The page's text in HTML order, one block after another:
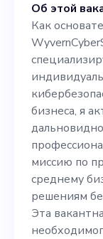
к
Об этой
Как
бизнеса, я
миссию по
среднему
решениям
Эта